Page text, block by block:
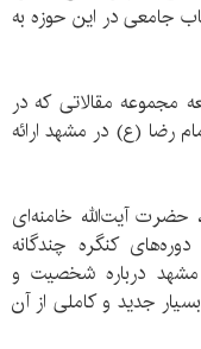
جامعی در این حوزه به
مجموعه مقالاتی که در
رضا (ع) در مشهد ارائه
حضرت آیت‌الله خامنه‌ای
کنگره چندگانه
مشهد درباره شخصیت و
جدید و کاملی از آن